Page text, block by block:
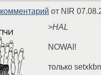
комментарий от NIR
>HAL
NOWAI!
только